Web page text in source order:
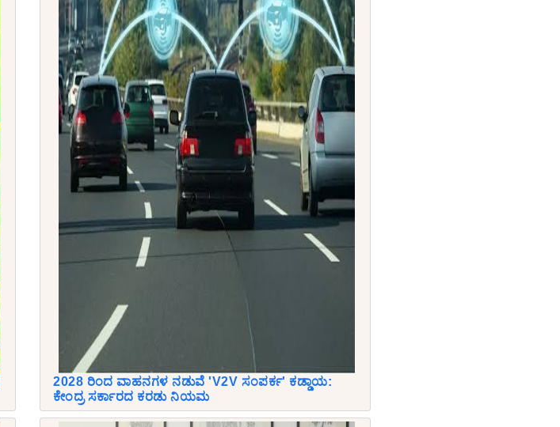
2028 ರಿಂದ ವಾಹನಗಳ ನಡುವೆ 'V2V ಸಂಪರ್ಕ' ಕಡ್ಡಾಯ:
ಕೇಂದ್ರ ಸರ್ಕಾರದ ಕರಡು ನಿಯಮ